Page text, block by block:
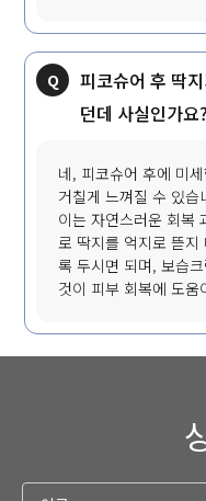
피코슈어 후 딱
던데 사실인가요?
네, 피코슈어 후에 미
거칠게 느껴질 수 있습
이는 자연스러운 회복
로 딱지를 억지로 뜯
록 두시면 되며, 보습
것이 피부 회복에 도움